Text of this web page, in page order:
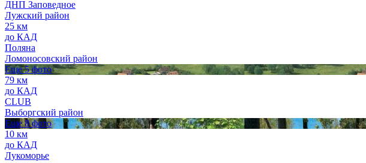
ДНП Заповедное
Лужский район
25 км
до КАД
Поляна
Ломоносовский район
Еще 5 фото
79 км
до КАД
CLUB
Выборгский район
Еще 8 фото
10 км
до КАД
Лукоморье